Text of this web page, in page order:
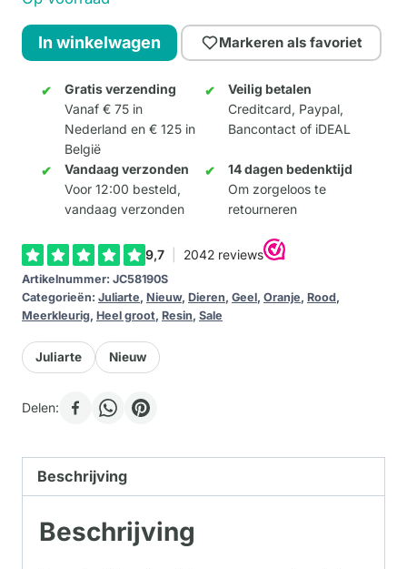
BULLDOG
-
City
aantal
In winkelwagen Markeren als favoriet
Gratis verzending
Vanaf € 75 in
Nederland en € 125 in
België
Veilig betalen
Creditcard, Paypal,
Bancontact of iDEAL
Vandaag verzonden
Voor 12:00 besteld,
vandaag verzonden
14 dagen bedenktijd
Om zorgeloos te
retourneren
Artikelnummer: JC58190S
Categorieën: Juliarte, Nieuw, Dieren, Geel, Oranje, Rood,
Meerkleurig, Heel groot, Resin, Sale
Juliarte Nieuw
Delen:
Beschrijving
Beschrijving